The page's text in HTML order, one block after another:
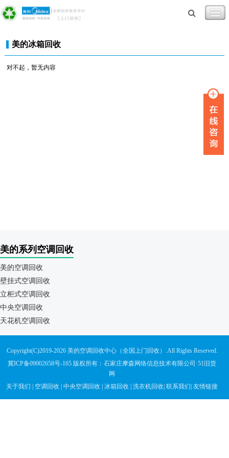
美的冰箱回收
对不起，暂无内容
美的系列空调回收
美的空调回收
壁挂式空调回收
立柜式空调回收
中央空调回收
天花机空调回收
Copyright(C)2019-2026 美的空调回收中心（全国上门回收）.All Rights Reserved.
冀ICP备09002658号-165 版权所有：石家庄摩森网络信息技术有限公司·51旧货
网
关于我们
空调回收 中央空调回收 冰箱回收 洗衣机回收 联系我们 友情链接